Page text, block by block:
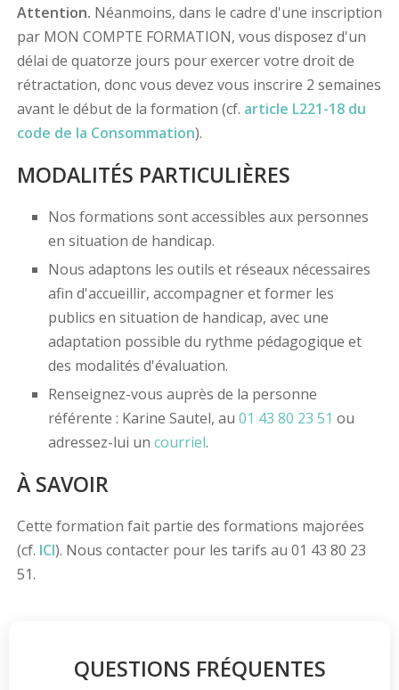
Attention. Néanmoins, dans le cadre d'une inscription
par MON COMPTE FORMATION, vous disposez d'un
délai de quatorze jours pour exercer votre droit de
rétractation, donc vous devez vous inscrire 2 semaines
avant le début de la formation (cf. article L221-18 du
code de la Consommation).
MODALITÉS PARTICULIÈRES
Nos formations sont accessibles aux personnes
en situation de handicap.
Nous adaptons les outils et réseaux nécessaires
afin d'accueillir, accompagner et former les
publics en situation de handicap, avec une
adaptation possible du rythme pédagogique et
des modalités d'évaluation.
Renseignez-vous auprès de la personne
référente : Karine Sautel, au 01 43 80 23 51 ou
adressez-lui un courriel.
À SAVOIR
Cette formation fait partie des formations majorées
(cf. ICI). Nous contacter pour les tarifs au 01 43 80 23
51.
QUESTIONS FRÉQUENTES